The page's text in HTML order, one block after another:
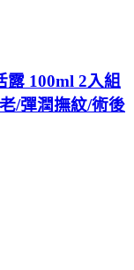
露 100ml 2入組
/彈潤撫紋/術後